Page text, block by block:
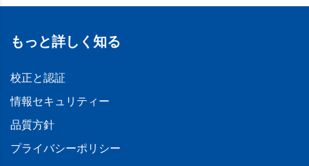
もっと詳しく知る
校正と認証
情報セキュリティー
品質方針
プライバシーポリシー